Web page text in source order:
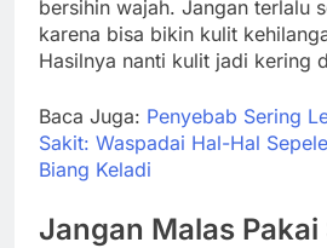
bersihin wajah. Jangan terlalu
karena bisa bikin kulit
Hasilnya nanti kulit jadi kering
Baca Juga: Penyebab Sering
Sakit: Waspadai Hal-Hal
Biang Keladi
Jangan Malas